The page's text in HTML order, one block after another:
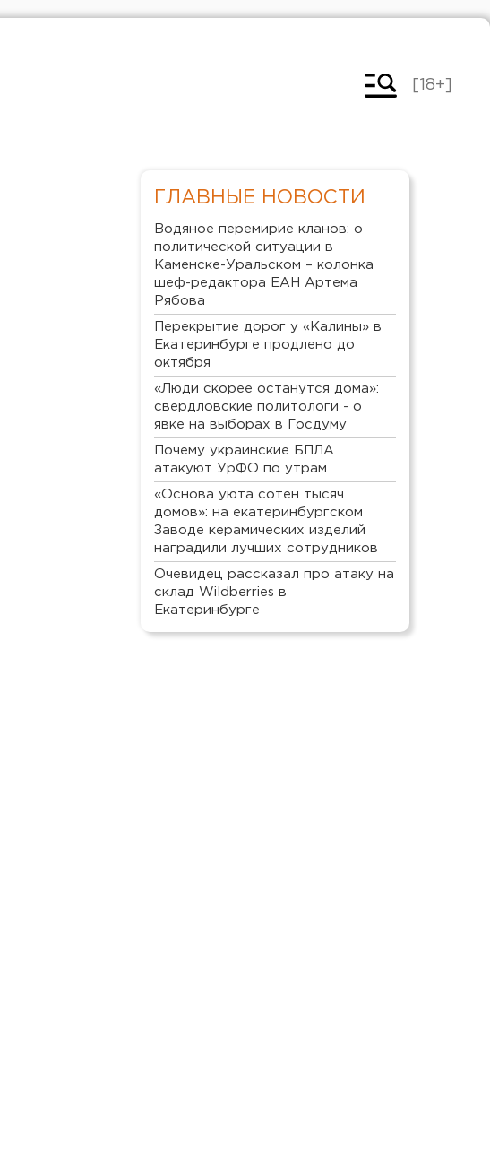
[18+]
ГЛАВНЫЕ НОВОСТИ
Водяное перемирие кланов: о
политической ситуации в
Каменске-Уральском – колонка
шеф-редактора ЕАН Артема
Рябова
Перекрытие дорог у «Калины» в
Екатеринбурге продлено до
октября
«Люди скорее останутся дома»:
свердловские политологи - о
явке на выборах в Госдуму
Почему украинские БПЛА
атакуют УрФО по утрам
«Основа уюта сотен тысяч
домов»: на екатеринбургском
Заводе керамических изделий
наградили лучших сотрудников
Очевидец рассказал про атаку на
склад Wildberries в
Екатеринбурге